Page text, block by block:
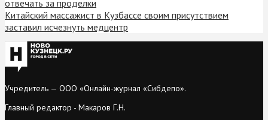
отвечать за проделки
Китайский массажист в Кузбассе своим присутствием
заставил исчезнуть медцентр
Учредитель — ООО «Онлайн-журнал «Сибдепо».
Главный редактор - Макаров Г.Н.